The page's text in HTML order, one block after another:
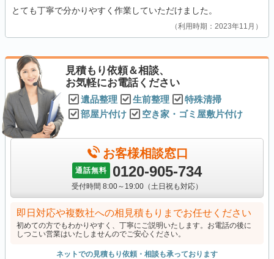
とても丁寧で分かりやすく作業していただけました。
利用時期：2023年11月
見積もり依頼＆相談、
お気軽にお電話ください
遺品整理 生前整理
特殊清掃
部屋片付け
空き家・ゴミ屋敷片付け
お客様相談窓口
通話無料 0120-905-734
受付時間 8:00～19:00（土日祝も対応）
即日対応や複数社への相見積もりまでお任せください
初めての方でもわかりやすく、丁寧にご説明いたします。お電話の後に
しつこい営業はいたしませんのでご安心ください。
ネットでの見積もり依頼・相談も承っております